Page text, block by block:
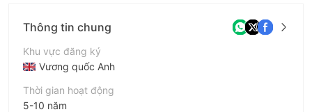
Thông tin chung
Khu vực đăng ký
Vương quốc Anh
Thời gian hoạt động
5-10 năm